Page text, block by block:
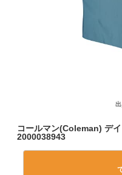
コールマン(Coleman) デ
2000038943